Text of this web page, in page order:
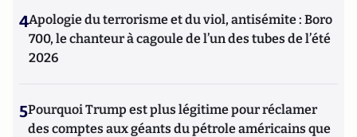
4Apologie du terrorisme et du viol, antisémite : Boro
700, le chanteur à cagoule de l’un des tubes de l’été
2026
5Pourquoi Trump est plus légitime pour réclamer
des comptes aux géants du pétrole américains que